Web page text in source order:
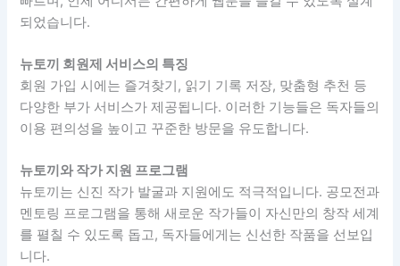
되었습니다.
뉴토끼 회원제 서비스의 특징
회원 가입 시에는 즐겨찾기, 읽기 기록 저장, 맞춤형 추천 등
다양한 부가 서비스가 제공됩니다. 이러한 기능들은 독자들의
이용 편의성을 높이고 꾸준한 방문을 유도합니다.
뉴토끼와 작가 지원 프로그램
뉴토끼는 신진 작가 발굴과 지원에도 적극적입니다. 공모전과
멘토링 프로그램을 통해 새로운 작가들이 자신만의 창작 세계
를 펼칠 수 있도록 돕고, 독자들에게는 신선한 작품을 선보입
니다.